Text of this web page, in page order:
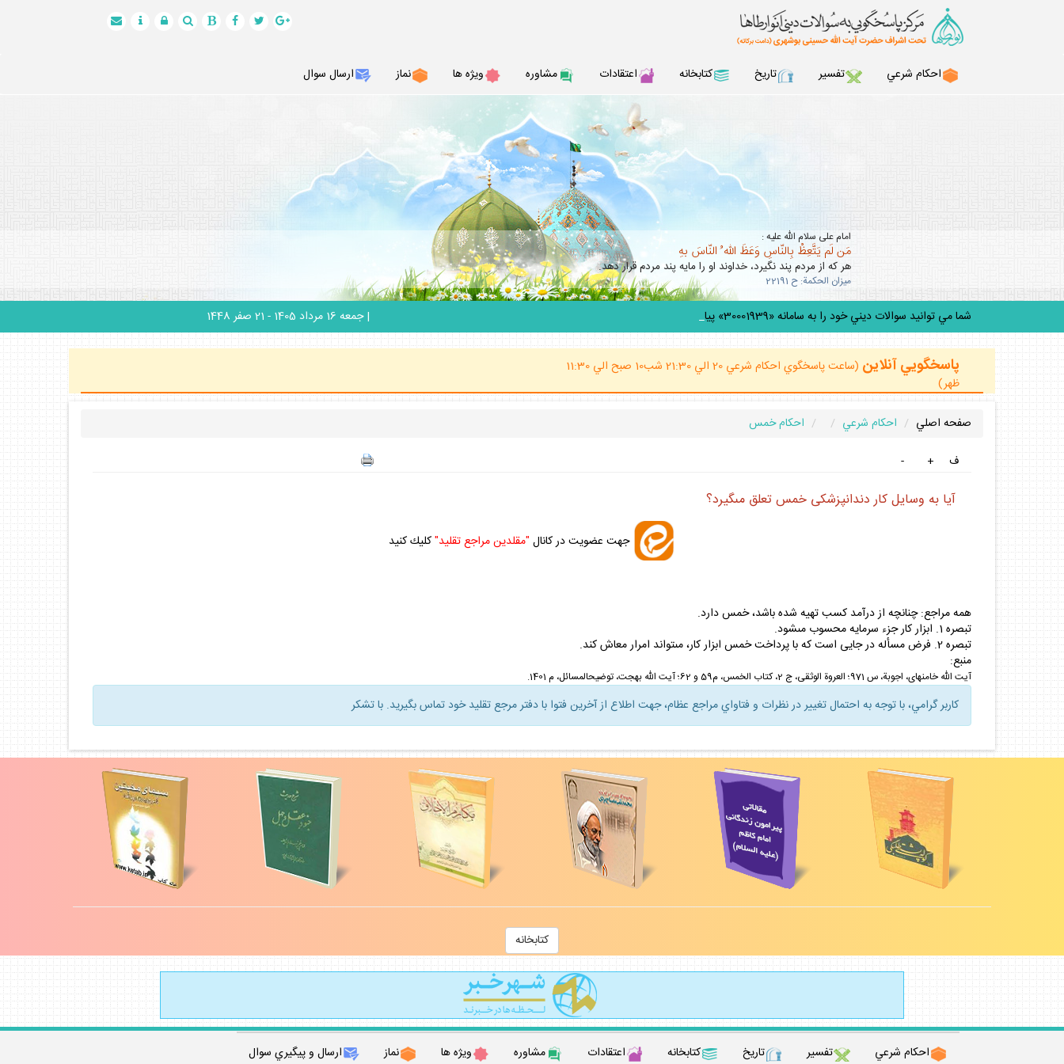
احكام شرعي تفسير تاريخ كتابخانه اعتقادات مشاوره ويژه ها نماز ارسال سوال
امام على سلام الله عليه :
مَن لَم يَتَّعِظْ بِالنّاسِ وَعَظَ اللّه ُ النّاسَ بهِ
هر كه از مردم پند نگيرد، خداوند او را مايه پند مردم قرار دهد.
ميزان الحكمة: ح 22191
شما مي توانيد سوالات ديني خود را به سامانه «30001939» پيامك ك | جمعه 16 مرداد 1405 - 21 صفر 1448
پاسخگويي آنلاين
(ساعت پاسخگوي احكام شرعي 20 الي 21:30 شب10 صبح الي 11:30
ظهر)
صفحه اصلي احكام شرعي
احكام خمس
ف
+
-
آيا به وسايل كار دندانپزشكى خمس تعلق مى‏گيرد؟
جهت عضويت در كانال "مقلدين مراجع تقليد"كليك كنيد
همه مراجع: چنانچه از درآمد كسب تهيه شده باشد، خمس دارد.
تبصره 1. ابزار كار جزء سرمايه محسوب مى‏شود.
تبصره 2. فرض مسأله در جايى است كه با پرداخت خمس ابزار كار، مى‏تواند امرار معاش كند.
منبع:
آيت الله خامنه‏اى، اجوبة، س 971؛ العروة الوثقى، ج 2، كتاب الخمس، م 59 و 62؛ آيت الله بهجت، توضيح‏المسائل، م 1401.
كاربر گرامي، با توجه به احتمال تغيير در نظرات و فتاواي مراجع عظام، جهت اطلاع از آخرين فتوا با دفتر مرجع تقليد خود تماس بگيريد. با تشكر
كتابخانه
احكام شرعي تفسير تاريخ كتابخانه اعتقادات مشاوره ويژه ها نماز ارسال و پيگيري سوال